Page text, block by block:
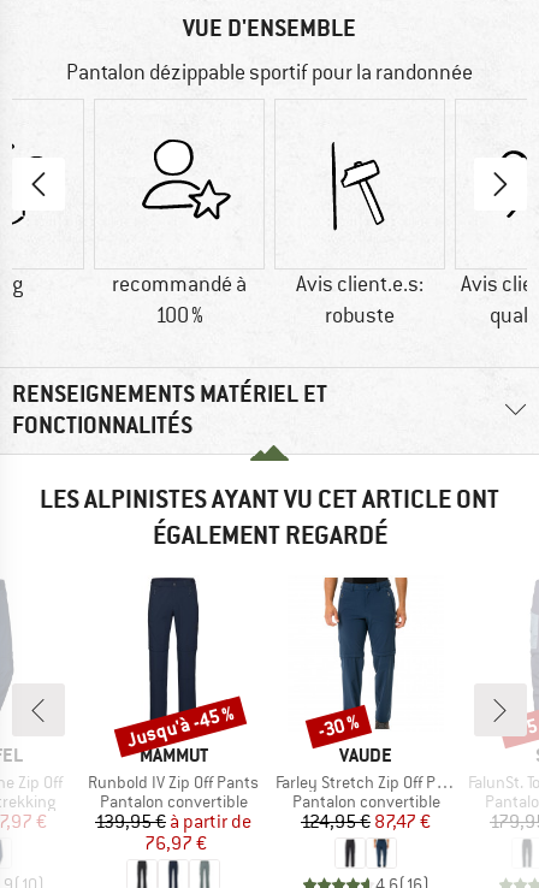
VUE D'ENSEMBLE
Pantalon dézippable sportif pour la randonnée
g
recommandé à
100 %
Avis client.e.s:
robuste
Avis
RENSEIGNEMENTS MATÉRIEL ET
FONCTIONNALITÉS
LES ALPINISTES AYANT VU CET ARTICLE ONT
ÉGALEMENT REGARDÉ
Zip Off
réduit
€
MARQUE
MAMMUT
Article
Runbold IV Zip Off Pants
Product group
Pantalon convertible
Prix
139,95 € Prix réduit
à partir de
76,97 €
Remise
Jusqu'à -45 %
MARQUE
VAUDE
Article
Farley Stretch Zip Off Pants II
Product group
Pantalon convertible
Prix
124,95 €Prix réduit
87,47 €
Remise
-30 %
Article
FalunSt.
-